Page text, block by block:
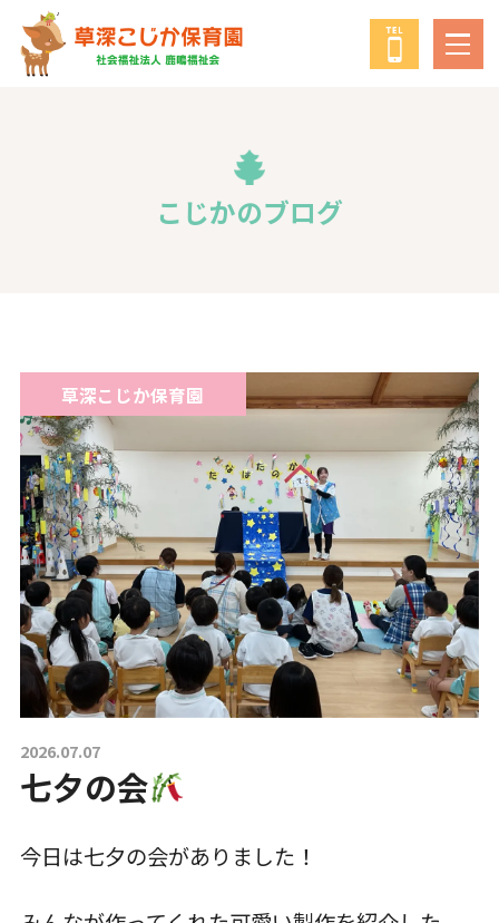
鹿鳴福祉会
教育・保育の方針
一時預かり保育事業
課外活動
各園の紹介
草深こじか保育園
（幼保連携型認定こども園）
こじかのブログ
草深こじか保育園
2026.07.07
七夕の会
今日は七夕の会がありました！